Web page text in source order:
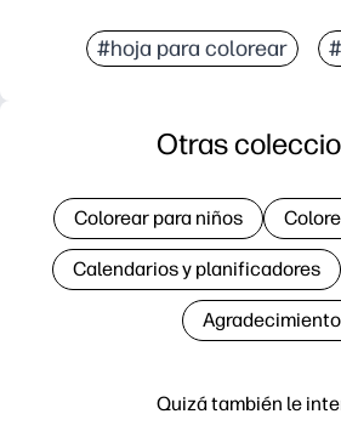
#hoja para colorear
Quizá también le
Otras
Colorear para niños
Calendarios y planificadores
Agradecimiento